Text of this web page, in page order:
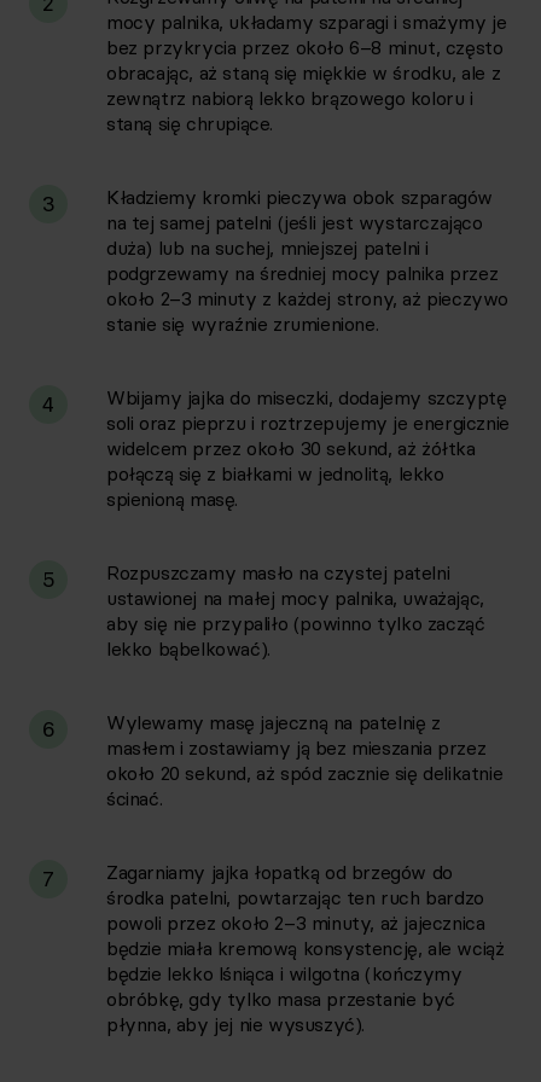
mocy palnika, układamy szparagi i smażymy je
bez przykrycia przez około 6–8 minut, często
obracając, aż staną się miękkie w środku, ale z
zewnątrz nabiorą lekko brązowego koloru i
staną się chrupiące.
3
Kładziemy kromki pieczywa obok szparagów
na tej samej patelni (jeśli jest wystarczająco
duża) lub na suchej, mniejszej patelni i
podgrzewamy na średniej mocy palnika przez
około 2–3 minuty z każdej strony, aż pieczywo
stanie się wyraźnie zrumienione.
4
Wbijamy jajka do miseczki, dodajemy szczyptę
soli oraz pieprzu i roztrzepujemy je energicznie
widelcem przez około 30 sekund, aż żółtka
połączą się z białkami w jednolitą, lekko
spienioną masę.
5
Rozpuszczamy masło na czystej patelni
ustawionej na małej mocy palnika, uważając,
aby się nie przypaliło (powinno tylko zacząć
lekko bąbelkować).
6
Wylewamy masę jajeczną na patelnię z
masłem i zostawiamy ją bez mieszania przez
około 20 sekund, aż spód zacznie się delikatnie
ścinać.
7
Zagarniamy jajka łopatką od brzegów do
środka patelni, powtarzając ten ruch bardzo
powoli przez około 2–3 minuty, aż jajecznica
będzie miała kremową konsystencję, ale wciąż
będzie lekko lśniąca i wilgotna (kończymy
obróbkę, gdy tylko masa przestanie być
płynna, aby jej nie wysuszyć).